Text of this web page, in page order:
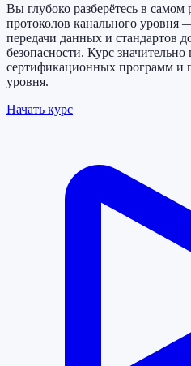
Вы глубоко разберётесь в самом
протоколов канального уровня
передачи данных и стандартов
безопасности. Курс
сертификационных программ и
уровня.
Начать курс